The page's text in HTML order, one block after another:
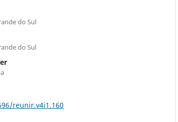
do Sul
do Sul
reunir.v4i1.160